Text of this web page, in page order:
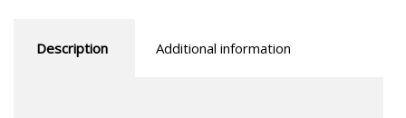
Description Additional information